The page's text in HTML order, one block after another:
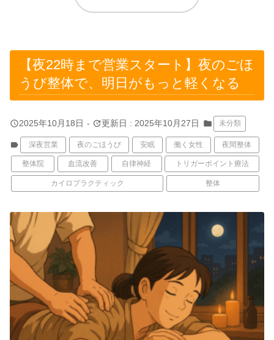
【夜22時まで営業スタート】夜のごほ
うび整体で、明日がもっと軽くなる
query_builder2025年10月18日 - update更新日 : 2025年10月27日 folder 未分類
label 深夜営業 夜のごほうび 安眠 働く女性 夜間整体
整体院 血流改善 自律神経 トリガーポイント療法
カイロプラクティック 整体